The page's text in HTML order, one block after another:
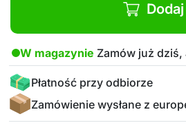
W magazynie Zamów już
Płatność przy odbiorze
Zamówienie wysłane z